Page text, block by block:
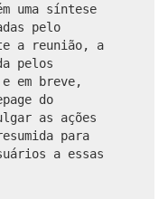
uma síntese
pelo
a reunião, a
pelos
e em breve,
do
as ações
para
a essas